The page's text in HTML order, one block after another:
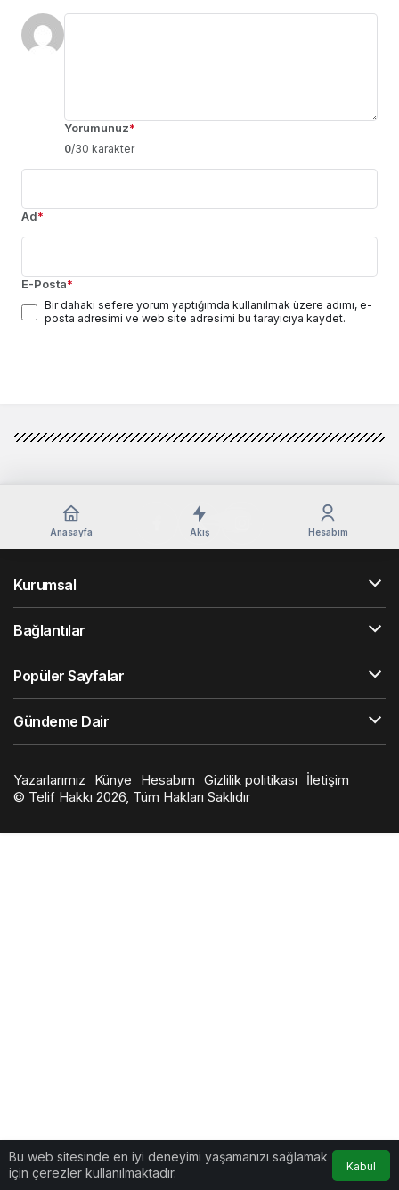
Yorumunuz*
0/30 karakter
Ad*
E-Posta*
Bir dahaki sefere yorum yaptığımda kullanılmak üzere adımı, e-
posta adresimi ve web site adresimi bu tarayıcıya kaydet.
Bu web sitesinde en iyi deneyimi yaşamanızı sağlamak
için çerezler kullanılmaktadır.
Kabul
Anasayfa Akış Hesabım
Kurumsal
Bağlantılar
Popüler Sayfalar
Gündeme Dair
Yazarlarımız Künye Hesabım Gizlilik politikası
İletişim
© Telif Hakkı 2026, Tüm Hakları Saklıdır